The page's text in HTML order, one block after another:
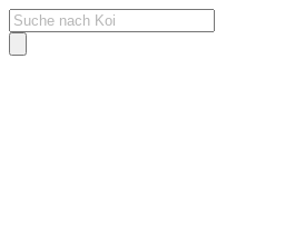
Products
search